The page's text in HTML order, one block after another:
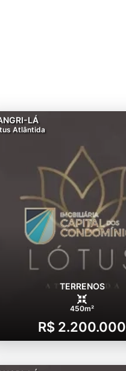
LÁ
Atlântida
TERRENOS
450m²
R$ 2.200.000